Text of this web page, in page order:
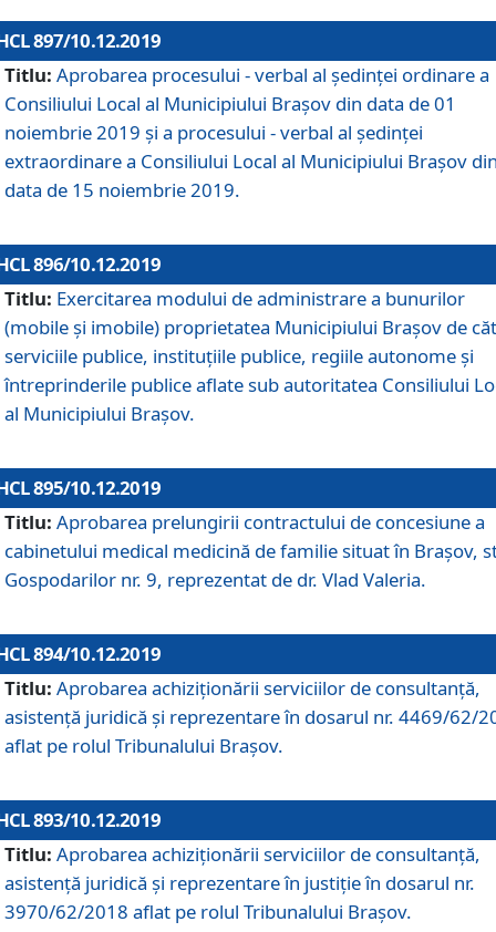
897/10.12.2019
Titlu: Aprobarea procesului - verbal al şedinţei ordinare a
Consiliului Local al Municipiului Brașov din data de 01
noiembrie 2019 și a procesului - verbal al ședinței
extraordinare a Consiliului Local al Municipiului Brașov
data de 15 noiembrie 2019.
896/10.12.2019
Titlu: Exercitarea modului de administrare a bunurilor
(mobile și imobile) proprietatea Municipiului Brașov de
serviciile publice, instituțiile publice, regiile autonome și
întreprinderile publice aflate sub autoritatea Consiliului
al Municipiului Brașov.
895/10.12.2019
Titlu: Aprobarea prelungirii contractului de concesiune a
cabinetului medical medicină de familie situat în Braşov,
Gospodarilor nr. 9, reprezentat de dr. Vlad Valeria.
894/10.12.2019
Titlu: Aprobarea achiziţionării serviciilor de consultanţă,
asistenţă juridică şi reprezentare în dosarul nr. 4469/62/
aflat pe rolul Tribunalului Braşov.
893/10.12.2019
Titlu: Aprobarea achiziţionării serviciilor de consultanţă,
asistenţă juridică şi reprezentare în justiţie în dosarul nr.
3970/62/2018 aflat pe rolul Tribunalului Braşov.